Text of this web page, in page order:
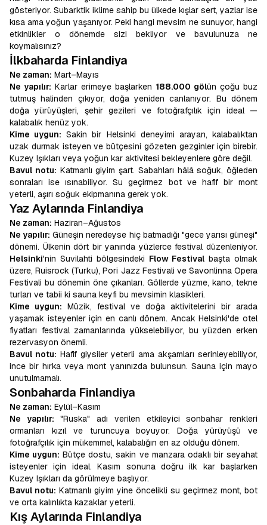
gösteriyor. Subarktik iklime sahip bu ülkede kışlar sert, yazlar ise
kısa ama yoğun yaşanıyor. Peki hangi mevsim ne sunuyor, hangi
etkinlikler o dönemde sizi bekliyor ve bavulunuza ne
koymalısınız?
İlkbaharda Finlandiya
Ne zaman: Mart–Mayıs
Ne yapılır: Karlar erimeye başlarken 188.000 gölün çoğu buz
tutmuş halinden çıkıyor, doğa yeniden canlanıyor. Bu dönem
doğa yürüyüşleri, şehir gezileri ve fotoğrafçılık için ideal —
kalabalık henüz yok.
Kime uygun: Sakin bir Helsinki deneyimi arayan, kalabalıktan
uzak durmak isteyen ve bütçesini gözeten gezginler için birebir.
Kuzey Işıkları veya yoğun kar aktivitesi bekleyenlere göre değil.
Bavul notu: Katmanlı giyim şart. Sabahları hâlâ soğuk, öğleden
sonraları ise ısınabiliyor. Su geçirmez bot ve hafif bir mont
yeterli, aşırı soğuk ekipmanına gerek yok.
Yaz Aylarında Finlandiya
Ne zaman: Haziran–Ağustos
Ne yapılır: Güneşin neredeyse hiç batmadığı "gece yarısı güneşi"
dönemi. Ülkenin dört bir yanında yüzlerce festival düzenleniyor.
Helsinki'nin Suvilahti bölgesindeki Flow Festival başta olmak
üzere, Ruisrock (Turku), Pori Jazz Festivali ve Savonlinna Opera
Festivali bu dönemin öne çıkanları. Göllerde yüzme, kano, tekne
turları ve tabii ki sauna keyfi bu mevsimin klasikleri.
Kime uygun: Müzik, festival ve doğa aktivitelerini bir arada
yaşamak isteyenler için en canlı dönem. Ancak Helsinki'de otel
fiyatları festival zamanlarında yükselebiliyor, bu yüzden erken
rezervasyon önemli.
Bavul notu: Hafif giysiler yeterli ama akşamları serinleyebiliyor,
ince bir hırka veya mont yanınızda bulunsun. Sauna için mayo
unutulmamalı.
Sonbaharda Finlandiya
Ne zaman: Eylül–Kasım
Ne yapılır: "Ruska" adı verilen etkileyici sonbahar renkleri
ormanları kızıl ve turuncuya boyuyor. Doğa yürüyüşü ve
fotoğrafçılık için mükemmel, kalabalığın en az olduğu dönem.
Kime uygun: Bütçe dostu, sakin ve manzara odaklı bir seyahat
isteyenler için ideal. Kasım sonuna doğru ilk kar başlarken
Kuzey Işıkları da görülmeye başlıyor.
Bavul notu: Katmanlı giyim yine öncelikli su geçirmez mont, bot
ve orta kalınlıkta kazaklar yeterli.
Kış Aylarında Finlandiya